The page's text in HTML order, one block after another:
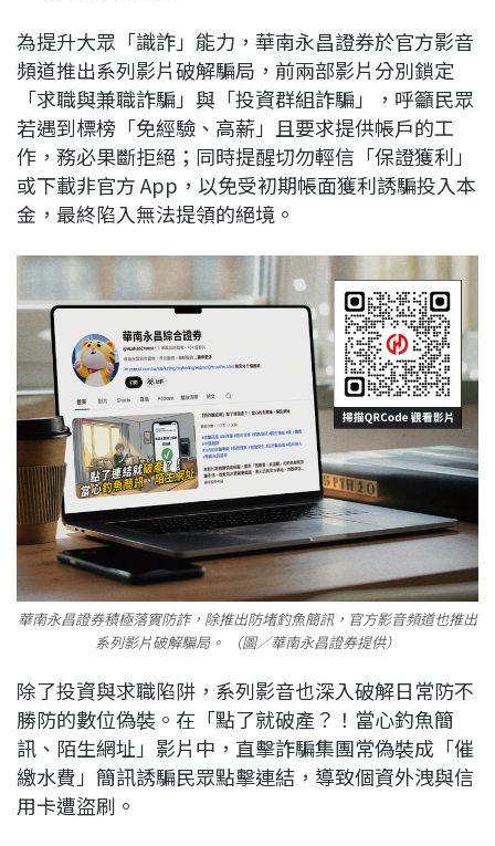
為提升大眾「識詐」能力，華南永昌證券於官方影音
頻道推出系列影片破解騙局，前兩部影片分別鎖定
「求職與兼職詐騙」與「投資群組詐騙」，呼籲民眾
若遇到標榜「免經驗、高薪」且要求提供帳戶的工
作，務必果斷拒絕；同時提醒切勿輕信「保證獲利」
或下載非官方 App，以免受初期帳面獲利誘騙投入本
金，最終陷入無法提領的絕境。
華南永昌證券積極落實防詐，除推出防堵釣魚簡訊，官方影音頻道也推出
系列影片破解騙局。 （圖／華南永昌證券提供）
除了投資與求職陷阱，系列影音也深入破解日常防不
勝防的數位偽裝。在「點了就破產？！當心釣魚簡
訊、陌生網址」影片中，直擊詐騙集團常偽裝成「催
繳水費」簡訊誘騙民眾點擊連結，導致個資外洩與信
用卡遭盜刷。